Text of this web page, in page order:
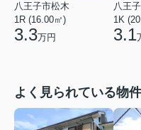
八王子市松木
1R (16.00㎡)
3.3万円
八王
1K
3.1
よく見られている物件